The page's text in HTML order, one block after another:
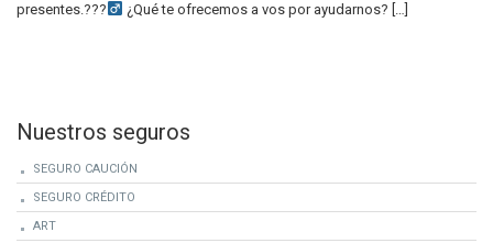
presentes.???‍
¿Qué te ofrecemos a vos por ayudarnos? […]
Nuestros seguros
SEGURO CAUCIÓN
SEGURO CRÉDITO
ART